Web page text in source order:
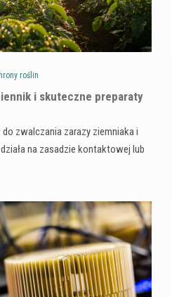
roślin
i skuteczne preparaty
zwalczania zarazy ziemniaka i
na zasadzie kontaktowej lub